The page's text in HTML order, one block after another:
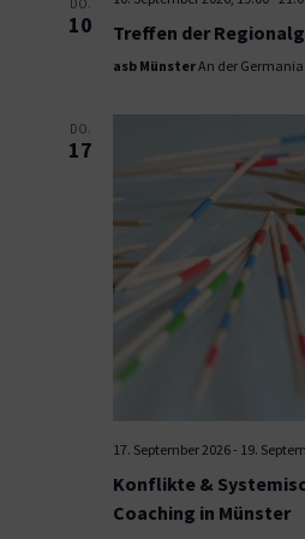
DO.
10 Treffen der
asb MünsterAn der
DO.
17
17. September 2026- 19.
Konflikte &
Coaching in Münster